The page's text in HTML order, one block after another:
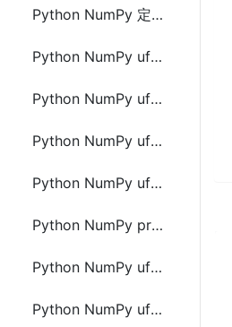
Python NumPy 定义使用 ufunc
Python NumPy ufunc 简单算术
Python NumPy ufunc 小数四舍五入
Python NumPy ufunc log 对数
Python NumPy ufunc sum 求和
Python NumPy prod cumprod 乘积
Python NumPy ufunc diff 离散差
Python NumPy ufunc lcm 最小公倍数